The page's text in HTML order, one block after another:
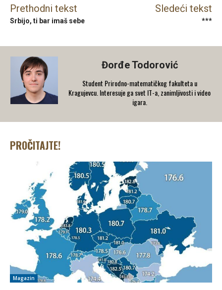
Prethodni tekst
Srbijo, ti bar imaš sebe
Sledeći tekst
***
Đorđe Todorović
Student Prirodno-matematičkog fakulteta u
Kragujevcu. Interesuje ga svet IT-a, zanimljivosti i video
igara.
PROČITAJTE!
Magazin